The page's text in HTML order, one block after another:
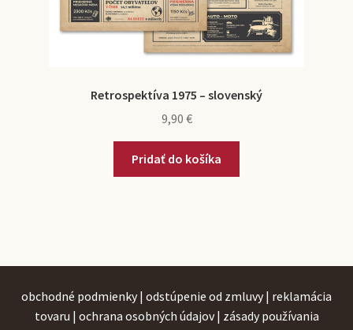
Retrospektíva 1975 – slovenský
9,90 €
Pridať do košíka
obchodné podmienky | odstúpenie od zmluvy | reklamácia
tovaru | ochrana osobných údajov | zásady používania